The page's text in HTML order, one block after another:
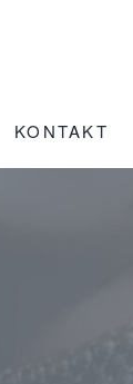
KONTAKT